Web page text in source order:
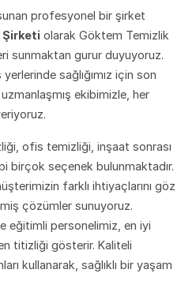
profesyonel bir şirket
Şirketi olarak Göktem Temizlik
sunmaktan gurur duyuyoruz.
sağlığımız için son
ekibimizle, her
ofis temizliği, inşaat sonrası
birçok seçenek bulunmaktadır.
farklı ihtiyaçlarını göz
çözümler sunuyoruz.
eğitimli personelimiz, en iyi
titizliği gösterir. Kaliteli
kullanarak, sağlıklı bir yaşam